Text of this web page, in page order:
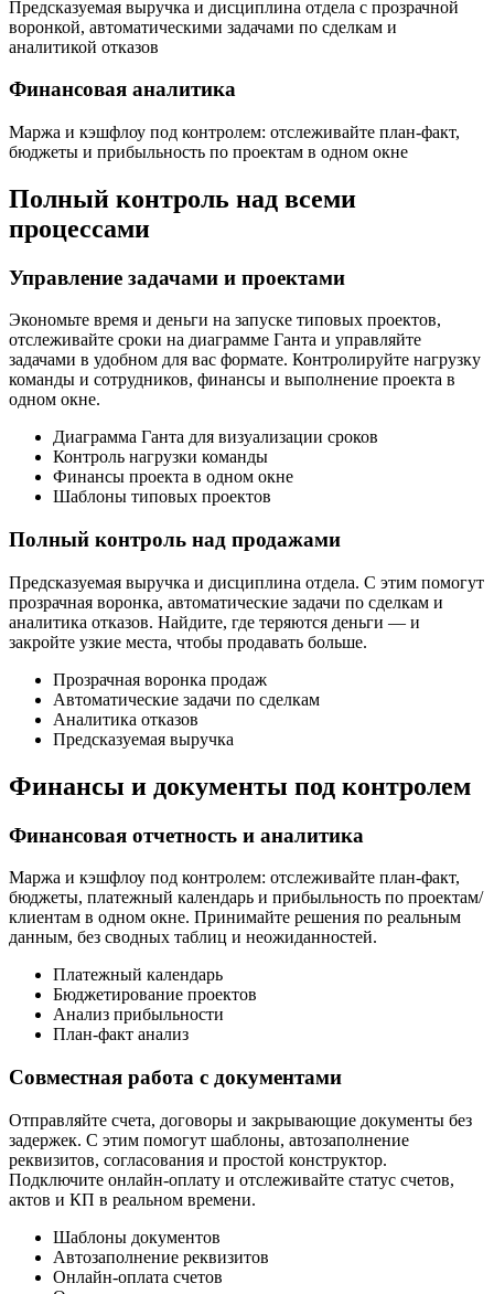
Предсказуемая выручка и дисциплина отдела с прозрачной
воронкой, автоматическими задачами по сделкам и
аналитикой отказов
Финансовая аналитика
Маржа и кэшфлоу под контролем: отслеживайте план-факт,
бюджеты и прибыльность по проектам в одном окне
Полный контроль над всеми
процессами
Управление задачами и проектами
Экономьте время и деньги на запуске типовых проектов,
отслеживайте сроки на диаграмме Ганта и управляйте
задачами в удобном для вас формате. Контролируйте нагрузку
команды и сотрудников, финансы и выполнение проекта в
одном окне.
Диаграмма Ганта для визуализации сроков
Контроль нагрузки команды
Финансы проекта в одном окне
Шаблоны типовых проектов
Полный контроль над продажами
Предсказуемая выручка и дисциплина отдела. С этим помогут
прозрачная воронка, автоматические задачи по сделкам и
аналитика отказов. Найдите, где теряются деньги — и
закройте узкие места, чтобы продавать больше.
Прозрачная воронка продаж
Автоматические задачи по сделкам
Аналитика отказов
Предсказуемая выручка
Финансы и документы под контролем
Финансовая отчетность и аналитика
Маржа и кэшфлоу под контролем: отслеживайте план-факт,
бюджеты, платежный календарь и прибыльность по проектам/
клиентам в одном окне. Принимайте решения по реальным
данным, без сводных таблиц и неожиданностей.
Платежный календарь
Бюджетирование проектов
Анализ прибыльности
План-факт анализ
Совместная работа с документами
Отправляйте счета, договоры и закрывающие документы без
задержек. С этим помогут шаблоны, автозаполнение
реквизитов, согласования и простой конструктор.
Подключите онлайн-оплату и отслеживайте статус счетов,
актов и КП в реальном времени.
Шаблоны документов
Автозаполнение реквизитов
Онлайн-оплата счетов